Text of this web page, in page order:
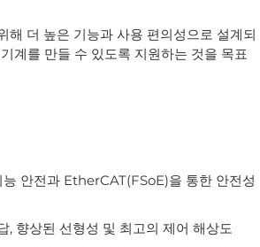
더 높은 기능과 사용 편의성으로 설계되
계를 만들 수 있도록 지원하는 것을 목표
안전과 EtherCAT(FSoE)을 통한 안전성
, 향상된 선형성 및 최고의 제어 해상도